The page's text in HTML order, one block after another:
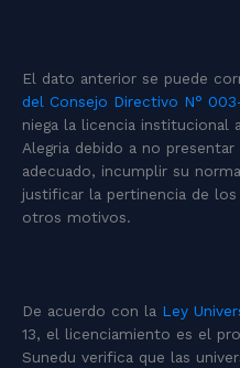
El dato anterior se puede
del Consejo Directivo N°
niega la licencia institucional
Alegria debido a no
adecuado, incumplir su
justificar la pertinencia de
otros motivos.
De acuerdo con la Ley
13, el licenciamiento es el
Sunedu verifica que las